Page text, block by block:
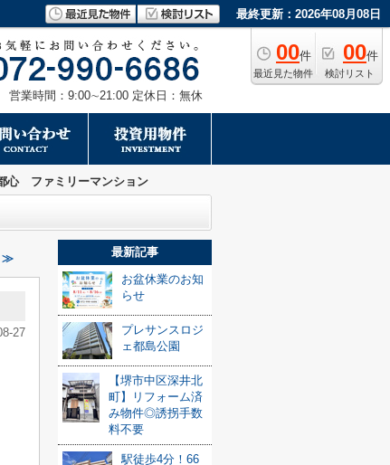
最終更新：2026年08月08日
00件
最近見た物件
00件
検討リスト
営業時間：9:00∼21:00 定休日：無休
心 ファミリーマンション
≫
27
最新記事
お盆休業のお知
らせ
プレサンスロジ
ェ都島公園
【堺市中区深井北
町】リフォーム済
み物件◎誘拐手数
料不要
駅徒歩4分！66